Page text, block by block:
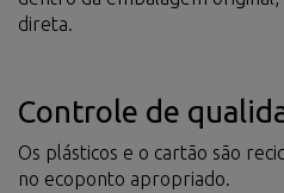
direta.
Controle de
Os plásticos e o cartão são
no ecoponto apropriado.